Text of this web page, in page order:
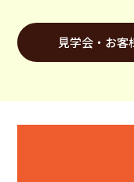
見学会・お客